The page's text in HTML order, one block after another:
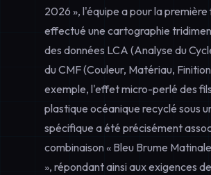
2026 », l'équipe a pour la première
effectué une cartographie
des données LCA (Analyse du
du CMF (Couleur, Matériau,
exemple, l'effet micro-perlé des
plastique océanique recyclé sous
spécifique a été précisément
combinaison « Bleu Brume
», répondant ainsi aux exigences de